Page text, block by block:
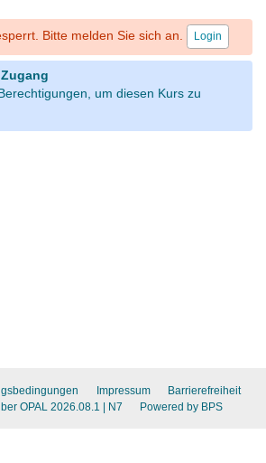
Bitte melden Sie sich an. Login
um diesen Kurs zu
Impressum
Barrierefreiheit
OPAL 2026.08.1 | N7 Powered by BPS